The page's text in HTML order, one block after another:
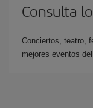
Consulta
Conciertos, teatro,
mejores eventos